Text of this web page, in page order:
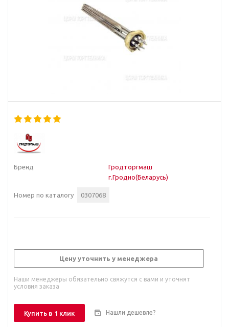
Бренд
Гродторгмаш
г.Гродно(Беларусь)
Номер по каталогу 0307068
Цену уточнить у менеджера
Наши менеджеры обязательно свяжутся с вами и уточнят
условия заказа
Купить в 1 клик Нашли дешевле?